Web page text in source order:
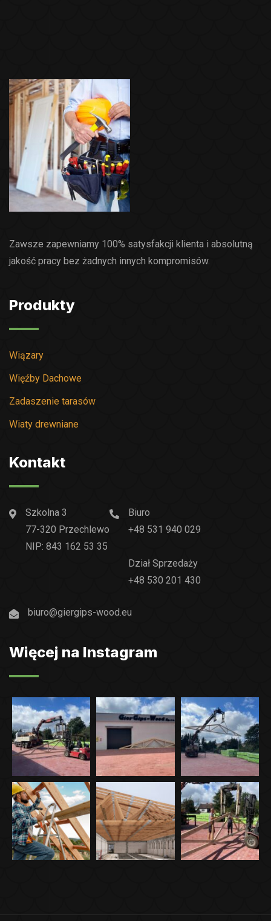
Zawsze zapewniamy 100% satysfakcji klienta i absolutną
jakość pracy bez żadnych innych kompromisów.
Produkty
Wiązary
Więźby Dachowe
Zadaszenie tarasów
Wiaty drewniane
Kontakt
Szkolna 3
77-320 Przechlewo
NIP: 843 162 53 35
Biuro
+48 531 940 029
Dział Sprzedaży
+48 530 201 430
biuro@giergips-wood.eu
Więcej na Instagram